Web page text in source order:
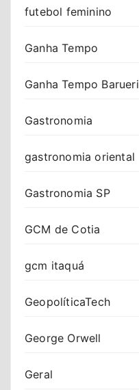
futebol feminino
Ganha Tempo
Ganha Tempo Barueri
Gastronomia
gastronomia oriental
Gastronomia SP
GCM de Cotia
gcm itaquá
GeopolíticaTech
George Orwell
Geral